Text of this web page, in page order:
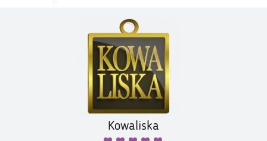
Kowaliska